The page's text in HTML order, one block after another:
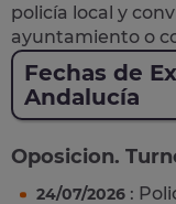
policía local y
ayuntamiento o
Fechas de
Andalucía
Oposicion.
24/07/2026 :